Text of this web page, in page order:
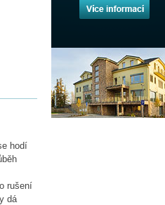
hodí
rušení
dá